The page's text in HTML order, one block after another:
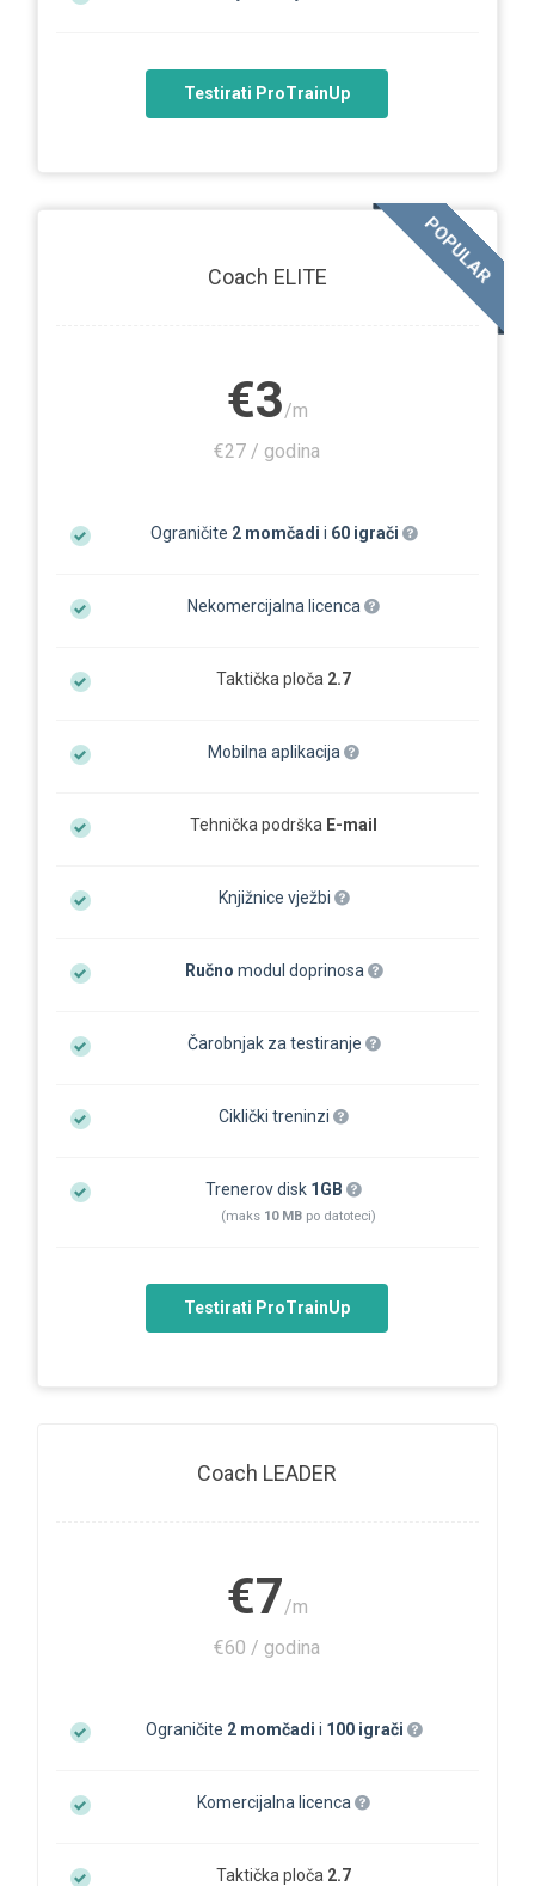
Testirati ProTrainUp
Coach ELITE
€3/m
€27 / godina
Ograničite 2 momčadi i 60 igrači
Nekomercijalna licenca
Taktička ploča 2.7
Mobilna aplikacija
Tehnička podrška E-mail
Knjižnice vježbi
Ručno modul doprinosa
Čarobnjak za testiranje
Ciklički treninzi
Trenerov disk 1GB
(maks 10 MBpo datoteci)
Testirati ProTrainUp
POPULAR
Coach LEADER
€7/m
€60 / godina
Ograničite 2 momčadi i 100 igrači
Komercijalna licenca
Taktička ploča 2.7